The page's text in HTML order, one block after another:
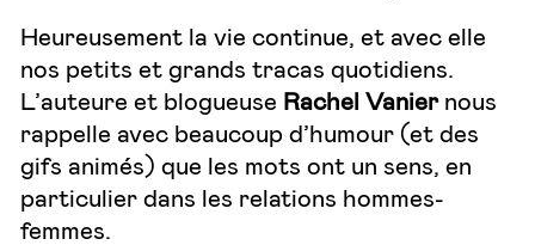
Heureusement la vie continue, et avec elle
nos petits et grands tracas quotidiens.
L’auteure et blogueuse Rachel Vaniernous
rappelle avec beaucoup d’humour (et des
gifs animés) que les mots ont un sens, en
particulier dans les relations hommes-
femmes.